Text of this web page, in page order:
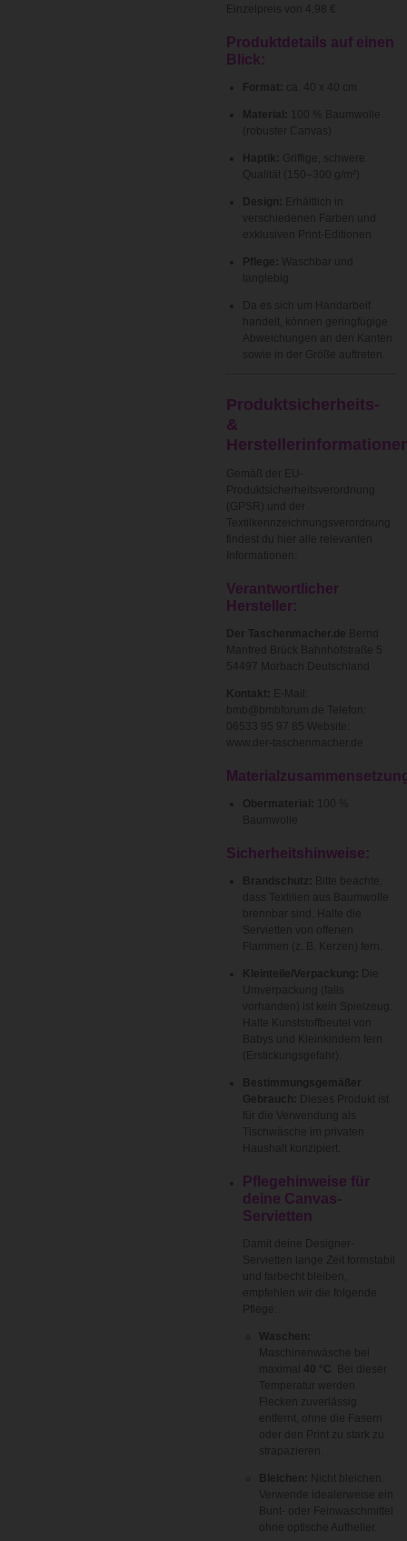
Einzelpreis von 4,98 €
Produktdetails auf einen
Blick:
Format: ca. 40 x 40 cm
Material:
100 % Baumwolle
(robuster Canvas)
Haptik:
Griffige, schwere
Qualität (150–300 g/m²)
Design:
Erhältlich in
verschiedenen Farben und
exklusiven Print-Editionen
Pflege:
Waschbar und
langlebig
Da es sich um Handarbeit
handelt, können geringfügige
Abweichungen an den Kanten
sowie in der Größe auftreten.
Produktsicherheits-
&
Gemäß der EU-
Produktsicherheitsverordnung
(GPSR) und der
Textilkennzeichnungsverordnung
findest du hier alle relevanten
Informationen:
Verantwortlicher
Hersteller:
Der Taschenmacher.de Bernd
Manfred Brück Bahnhofstraße 5
54497 Morbach Deutschland
Kontakt:
E-Mail:
bmb@bmbforum.de Telefon:
06533 95 97 85 Website:
www.der-taschenmacher.de
Obermaterial:
100 %
Baumwolle
Sicherheitshinweise:
Brandschutz:
Bitte beachte,
dass Textilien aus Baumwolle
brennbar sind. Halte die
Servietten von offenen
Flammen (z. B. Kerzen) fern.
Kleinteile/Verpackung:
Die
Umverpackung (falls
vorhanden) ist kein Spielzeug.
Halte Kunststoffbeutel von
Babys und Kleinkindern fern
(Erstickungsgefahr).
Bestimmungsgemäßer
Gebrauch:
Dieses Produkt ist
für die Verwendung als
Tischwäsche im privaten
Haushalt konzipiert.
Pflegehinweise für
deine Canvas-
Servietten
Damit deine Designer-
Servietten lange Zeit formstabil
und farbecht bleiben,
empfehlen wir die folgende
Pflege:
Waschen:
Maschinenwäsche bei
40 °C
. Bei dieser
Temperatur werden
Flecken zuverlässig
entfernt, ohne die Fasern
oder den Print zu stark zu
strapazieren.
Bleichen:
Nicht bleichen.
Verwende idealerweise ein
Bunt- oder Feinwaschmittel
ohne optische Aufheller.